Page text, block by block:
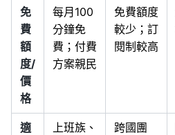
免
費
額
度/
價
格
每月100
分鐘免
費；付費
方案親民
免費額度
較少；訂
閱制較高
適
上班族、
跨國團